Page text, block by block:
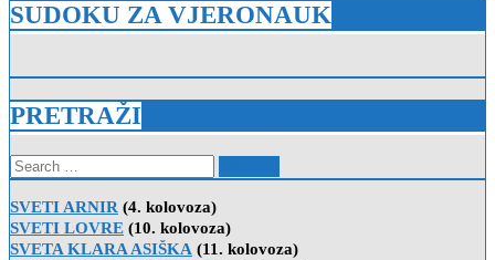
SUDOKU ZA VJERONAUK
PRETRAŽI
Search
for:
SVETI ARNIR (4. kolovoza)
SVETI LOVRE (10. kolovoza)
SVETA KLARA ASIŠKA (11. kolovoza)